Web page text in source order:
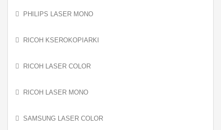
PHILIPS LASER MONO
RICOH KSEROKOPIARKI
RICOH LASER COLOR
RICOH LASER MONO
SAMSUNG LASER COLOR